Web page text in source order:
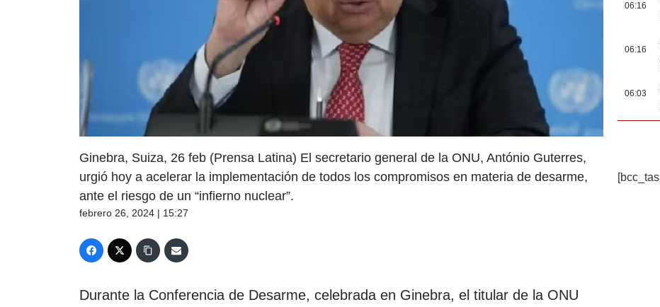
Ginebra, Suiza, 26 feb (Prensa Latina) El secretario general de la ONU, António Guterres,
urgió hoy a acelerar la implementación de todos los compromisos en materia de desarme,
ante el riesgo de un “infierno nuclear”.
febrero 26, 2024 | 15:27
Durante la Conferencia de Desarme, celebrada en Ginebra, el titular de la ONU
06:16
06:16
06:03